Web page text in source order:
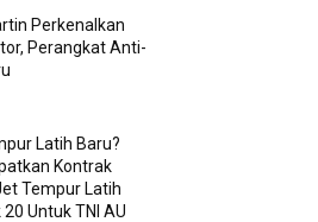
Perkenalkan
Perangkat Anti-
Latih Baru?
Kontrak
Tempur Latih
20 Untuk TNI AU